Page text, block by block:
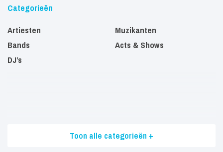
Categorieën
Artiesten
Bands
DJ’s
Muzikanten
Acts & Shows
Toon alle categorieën +